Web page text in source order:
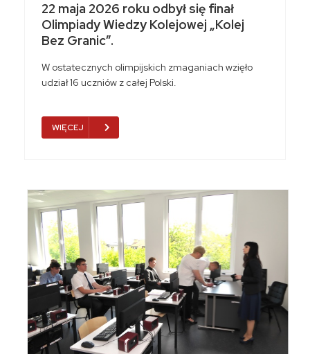
22 maja 2026 roku odbył się finał
Olimpiady Wiedzy Kolejowej „Kolej
Bez Granic”.
W ostatecznych olimpijskich zmaganiach wzięło
udział 16 uczniów z całej Polski.
WIĘCEJ